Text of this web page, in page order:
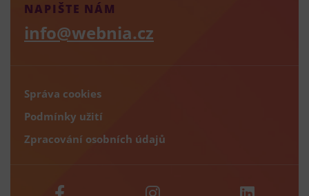
NAPIŠTE NÁM
info@webnia.cz
Správa cookies
Podmínky užití
Zpracování osobních údajů